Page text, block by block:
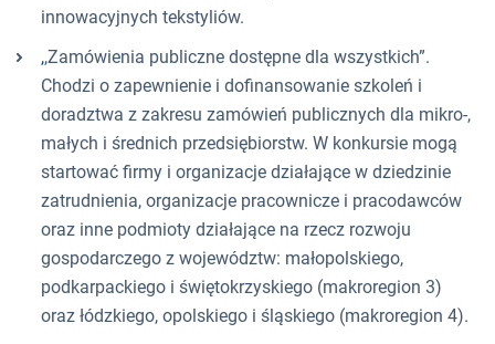
innowacyjnych tekstyliów.
,,Zamówienia publiczne dostępne dla wszystkich”.
Chodzi o zapewnienie i dofinansowanie szkoleń i
doradztwa z zakresu zamówień publicznych dla mikro-,
małych i średnich przedsiębiorstw. W konkursie mogą
startować firmy i organizacje działające w dziedzinie
zatrudnienia, organizacje pracownicze i pracodawców
oraz inne podmioty działające na rzecz rozwoju
gospodarczego z województw: małopolskiego,
podkarpackiego i świętokrzyskiego (makroregion 3)
oraz łódzkiego, opolskiego i śląskiego (makroregion 4).